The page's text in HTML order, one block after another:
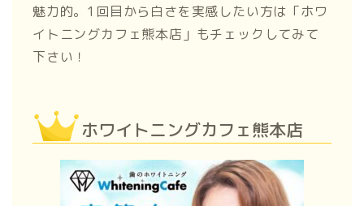
魅力的。1回目から白さを実感したい方は「ホワ
イトニングカフェ熊本店」もチェックしてみて
下さい！
ホワイトニングカフェ熊本店